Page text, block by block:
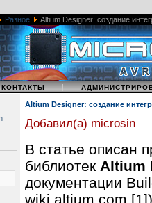
Разное Altium Designer: создание
КОНТАКТЫ |
Altium Designer: создание
Добавил(а) microsin
В статье описан
библиотек Altium
документации
wiki.altium.com